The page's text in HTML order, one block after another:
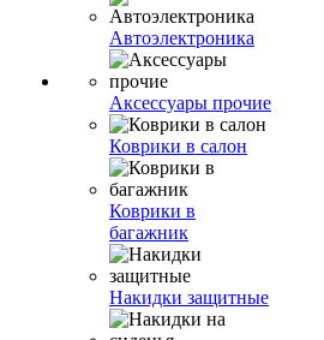
Автоэлектроника
Аксессуары прочие
Коврики в салон
Коврики в
багажник
Накидки защитные